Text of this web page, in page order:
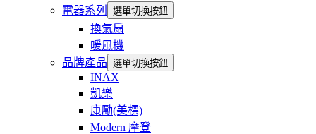
電器系列
選單切換按鈕
換氣扇
暖風機
品牌產品 選單切換按鈕
INAX
凱樂
康勵(美標)
Modern 摩登